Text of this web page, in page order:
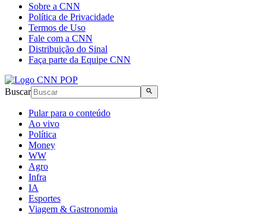
Sobre a CNN
Política de Privacidade
Termos de Uso
Fale com a CNN
Distribuição do Sinal
Faça parte da Equipe CNN
Buscar
Pular para o conteúdo
Ao vivo
Política
Money
WW
Agro
Infra
IA
Esportes
Viagem & Gastronomia